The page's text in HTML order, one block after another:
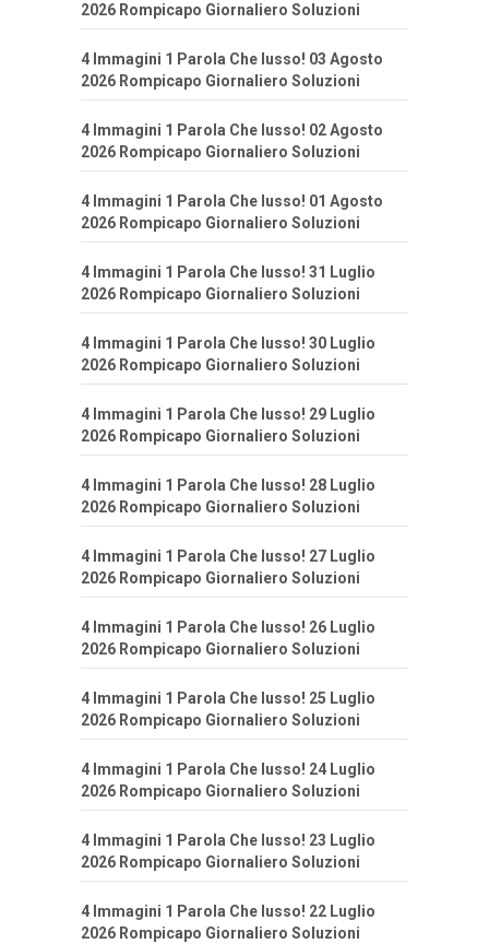
2026 Rompicapo Giornaliero Soluzioni
4 Immagini 1 Parola Che lusso! 03 Agosto
2026 Rompicapo Giornaliero Soluzioni
4 Immagini 1 Parola Che lusso! 02 Agosto
2026 Rompicapo Giornaliero Soluzioni
4 Immagini 1 Parola Che lusso! 01 Agosto
2026 Rompicapo Giornaliero Soluzioni
4 Immagini 1 Parola Che lusso! 31 Luglio
2026 Rompicapo Giornaliero Soluzioni
4 Immagini 1 Parola Che lusso! 30 Luglio
2026 Rompicapo Giornaliero Soluzioni
4 Immagini 1 Parola Che lusso! 29 Luglio
2026 Rompicapo Giornaliero Soluzioni
4 Immagini 1 Parola Che lusso! 28 Luglio
2026 Rompicapo Giornaliero Soluzioni
4 Immagini 1 Parola Che lusso! 27 Luglio
2026 Rompicapo Giornaliero Soluzioni
4 Immagini 1 Parola Che lusso! 26 Luglio
2026 Rompicapo Giornaliero Soluzioni
4 Immagini 1 Parola Che lusso! 25 Luglio
2026 Rompicapo Giornaliero Soluzioni
4 Immagini 1 Parola Che lusso! 24 Luglio
2026 Rompicapo Giornaliero Soluzioni
4 Immagini 1 Parola Che lusso! 23 Luglio
2026 Rompicapo Giornaliero Soluzioni
4 Immagini 1 Parola Che lusso! 22 Luglio
2026 Rompicapo Giornaliero Soluzioni